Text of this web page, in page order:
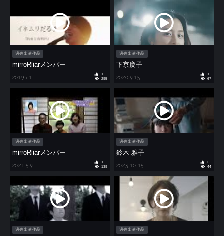
過去出演作品
mirroRliarメンバー
2019.7.1
0
295
過去出演作品
下京慶子
2020.9.15
0
67
過去出演作品
mirroRliarメンバー
2021.5.9
0
139
過去出演作品
鈴木 雅子
2023.10.15
1
44
過去出演作品 過去出演作品